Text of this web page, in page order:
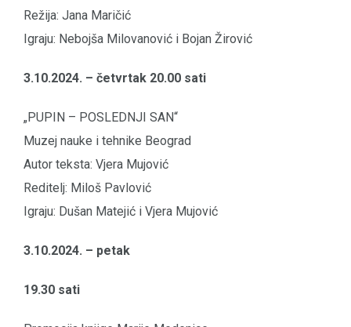
Režija: Jana Maričić
Igraju: Nebojša Milovanović i Bojan Žirović
3.10.2024. – četvrtak 20.00 sati
„PUPIN – POSLEDNJI SAN“
Muzej nauke i tehnike Beograd
Autor teksta: Vjera Mujović
Reditelj: Miloš Pavlović
Igraju: Dušan Matejić i Vjera Mujović
3.10.2024. – petak
19.30 sati